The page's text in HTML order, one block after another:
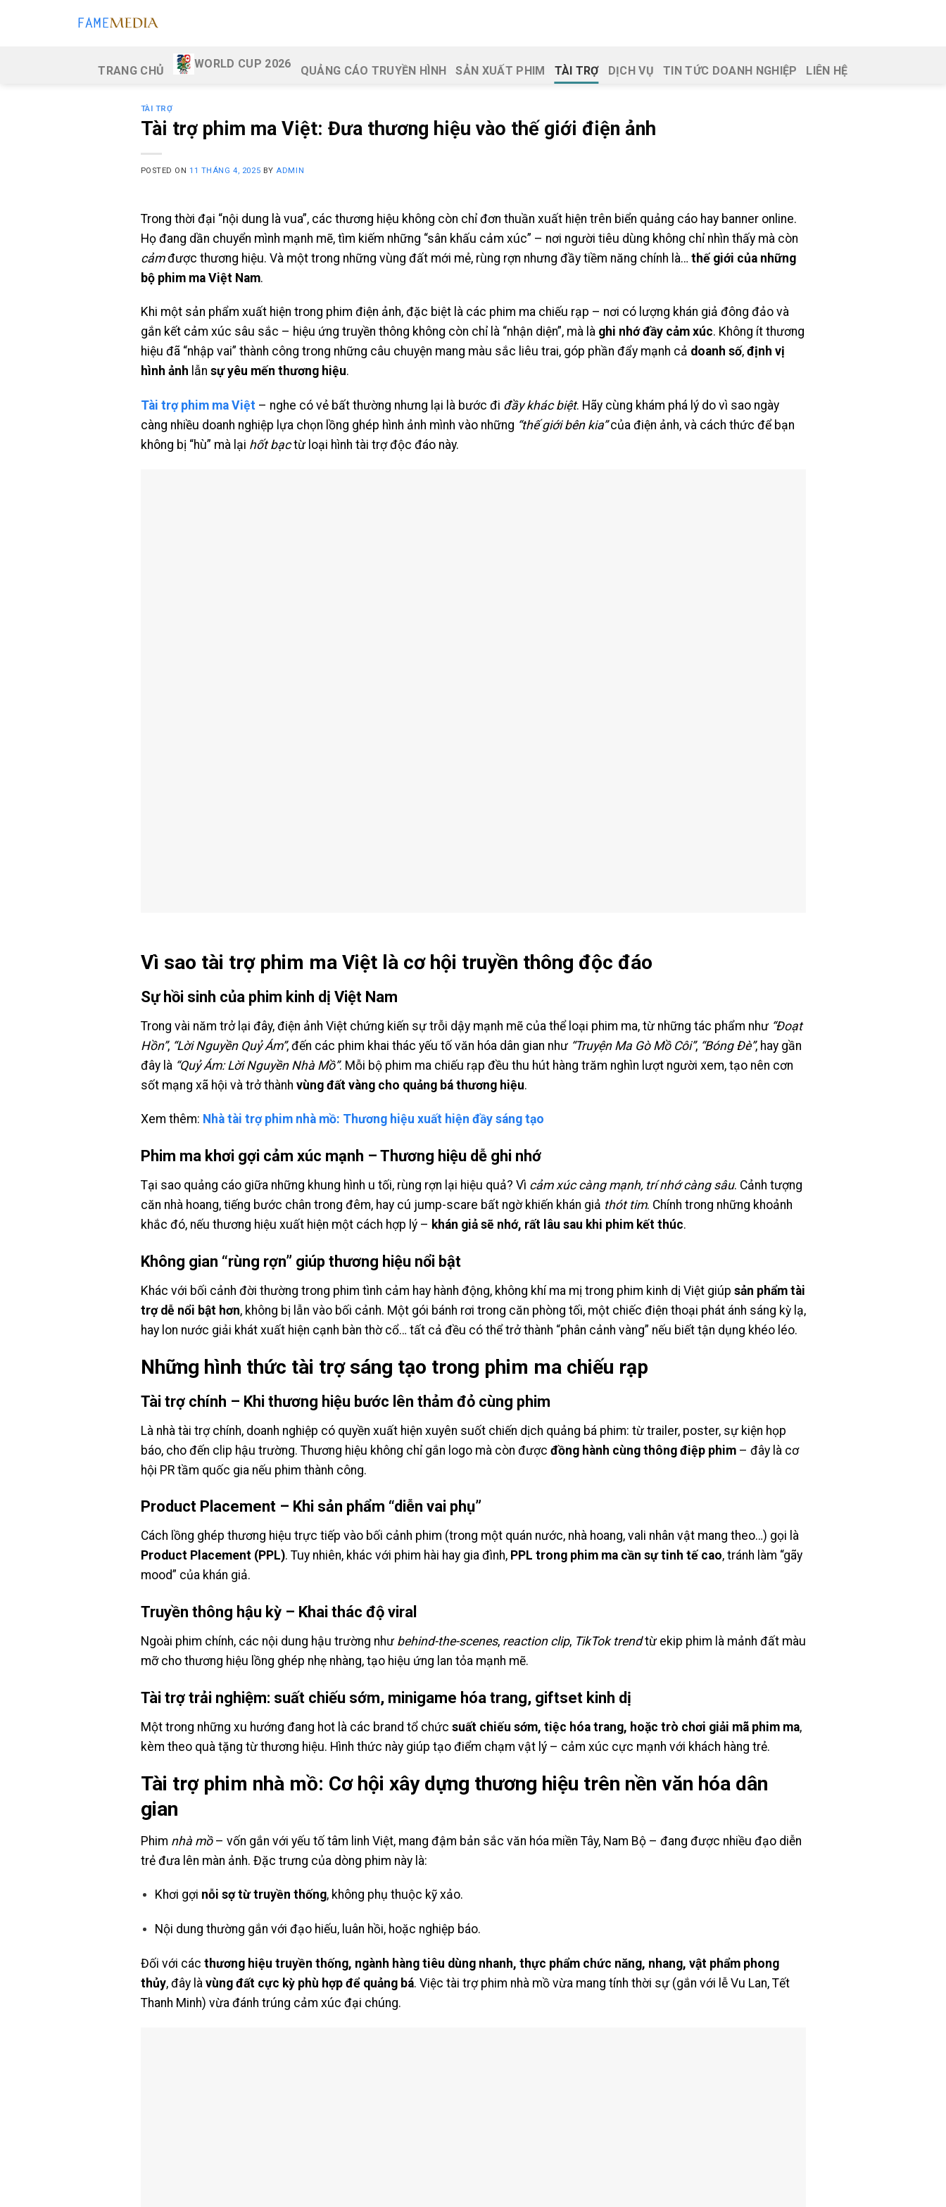
TRANG CHỦ
WORLD CUP 2026
QUẢNG CÁO TRUYỀN HÌNH SẢN XUẤT PHIM TÀI TRỢ DỊCH VỤ TIN TỨC DOANH NGHIỆP LIÊN HỆ
TÀI TRỢ
Tài trợ phim ma Việt: Đưa thương hiệu vào thế giới điện ảnh
POSTED ON11 THÁNG 4, 2025 BY ADMIN
Trong thời đại “nội dung là vua”, các thương hiệu không còn chỉ đơn thuần xuất hiện trên biển quảng cáo hay banner online.
Họ đang dần chuyển mình mạnh mẽ, tìm kiếm những “sân khấu cảm xúc” – nơi người tiêu dùng không chỉ nhìn thấy mà còn
cảmđược thương hiệu. Và một trong những vùng đất mới mẻ, rùng rợn nhưng đầy tiềm năng chính là… thế giới của những
bộ phim ma Việt Nam.
Khi một sản phẩm xuất hiện trong phim điện ảnh, đặc biệt là các phim ma chiếu rạp – nơi có lượng khán giả đông đảo và
gắn kết cảm xúc sâu sắc – hiệu ứng truyền thông không còn chỉ là “nhận diện”, mà là ghi nhớ đầy cảm xúc. Không ít thương
hiệu đã “nhập vai” thành công trong những câu chuyện mang màu sắc liêu trai, góp phần đẩy mạnh cả doanh số, định vị
hình ảnh lẫn sự yêu mến thương hiệu.
Tài trợ phim ma Việt– nghe có vẻ bất thường nhưng lại là bước đi đầy khác biệt. Hãy cùng khám phá lý do vì sao ngày
càng nhiều doanh nghiệp lựa chọn lồng ghép hình ảnh mình vào những “thế giới bên kia”của điện ảnh, và cách thức để bạn
không bị “hù” mà lại hốt bạctừ loại hình tài trợ độc đáo này.
Vì sao tài trợ phim ma Việt là cơ hội truyền thông độc đáo
Sự hồi sinh của phim kinh dị Việt Nam
Trong vài năm trở lại đây, điện ảnh Việt chứng kiến sự trỗi dậy mạnh mẽ của thể loại phim ma, từ những tác phẩm như “Đoạt
Hồn”, “Lời Nguyền Quỷ Ám”, đến các phim khai thác yếu tố văn hóa dân gian như “Truyện Ma Gò Mồ Côi”, “Bóng Đè”, hay gần
đây là “Quỷ Ám: Lời Nguyền Nhà Mồ”. Mỗi bộ phim ma chiếu rạp đều thu hút hàng trăm nghìn lượt người xem, tạo nên cơn
sốt mạng xã hội và trở thành vùng đất vàng cho quảng bá thương hiệu.
Xem thêm: Nhà tài trợ phim nhà mồ: Thương hiệu xuất hiện đầy sáng tạo
Phim ma khơi gợi cảm xúc mạnh – Thương hiệu dễ ghi nhớ
Tại sao quảng cáo giữa những khung hình u tối, rùng rợn lại hiệu quả? Vì cảm xúc càng mạnh, trí nhớ càng sâu. Cảnh tượng
căn nhà hoang, tiếng bước chân trong đêm, hay cú jump-scare bất ngờ khiến khán giả thót tim. Chính trong những khoảnh
khắc đó, nếu thương hiệu xuất hiện một cách hợp lý – khán giả sẽ nhớ, rất lâu sau khi phim kết thúc.
Không gian “rùng rợn” giúp thương hiệu nổi bật
Khác với bối cảnh đời thường trong phim tình cảm hay hành động, không khí ma mị trong phim kinh dị Việt giúp sản phẩm tài
trợ dễ nổi bật hơn, không bị lẫn vào bối cảnh. Một gói bánh rơi trong căn phòng tối, một chiếc điện thoại phát ánh sáng kỳ lạ,
hay lon nước giải khát xuất hiện cạnh bàn thờ cổ… tất cả đều có thể trở thành “phân cảnh vàng” nếu biết tận dụng khéo léo.
Những hình thức tài trợ sáng tạo trong phim ma chiếu rạp
Tài trợ chính – Khi thương hiệu bước lên thảm đỏ cùng phim
Là nhà tài trợ chính, doanh nghiệp có quyền xuất hiện xuyên suốt chiến dịch quảng bá phim: từ trailer, poster, sự kiện họp
báo, cho đến clip hậu trường. Thương hiệu không chỉ gắn logo mà còn được đồng hành cùng thông điệp phim– đây là cơ
hội PR tầm quốc gia nếu phim thành công.
Product Placement – Khi sản phẩm “diễn vai phụ”
Cách lồng ghép thương hiệu trực tiếp vào bối cảnh phim (trong một quán nước, nhà hoang, vali nhân vật mang theo…) gọi là
Product Placement (PPL). Tuy nhiên, khác với phim hài hay gia đình, PPL trong phim ma cần sự tinh tế cao, tránh làm “gãy
mood” của khán giả.
Truyền thông hậu kỳ – Khai thác độ viral
Ngoài phim chính, các nội dung hậu trường như behind-the-scenes, reaction clip, TikTok trendtừ ekip phim là mảnh đất màu
mỡ cho thương hiệu lồng ghép nhẹ nhàng, tạo hiệu ứng lan tỏa mạnh mẽ.
Tài trợ trải nghiệm: suất chiếu sớm, minigame hóa trang, giftset kinh dị
Một trong những xu hướng đang hot là các brand tổ chức suất chiếu sớm, tiệc hóa trang, hoặc trò chơi giải mã phim ma,
kèm theo quà tặng từ thương hiệu. Hình thức này giúp tạo điểm chạm vật lý – cảm xúc cực mạnh với khách hàng trẻ.
Tài trợ phim nhà mồ: Cơ hội xây dựng thương hiệu trên nền văn hóa dân
gian
Phim nhà mồ– vốn gắn với yếu tố tâm linh Việt, mang đậm bản sắc văn hóa miền Tây, Nam Bộ – đang được nhiều đạo diễn
trẻ đưa lên màn ảnh. Đặc trưng của dòng phim này là:
Khơi gợi nỗi sợ từ truyền thống, không phụ thuộc kỹ xảo.
Nội dung thường gắn với đạo hiếu, luân hồi, hoặc nghiệp báo.
Đối với các thương hiệu truyền thống, ngành hàng tiêu dùng nhanh, thực phẩm chức năng, nhang, vật phẩm phong
thủy, đây là vùng đất cực kỳ phù hợp để quảng bá. Việc tài trợ phim nhà mồ vừa mang tính thời sự (gắn với lễ Vu Lan, Tết
Thanh Minh) vừa đánh trúng cảm xúc đại chúng.